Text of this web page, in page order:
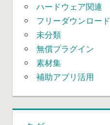
ハードウェア関連
フリーダウンロード
未分類
無償プラグイン
素材集
補助アプリ活用